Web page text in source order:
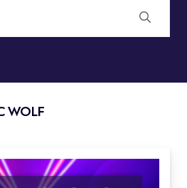
WOLF